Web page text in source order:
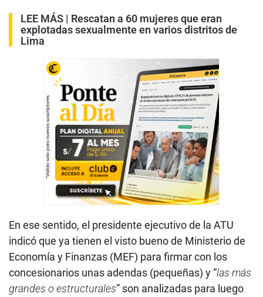
LEE MÁS | Rescatan a 60 mujeres que eran
explotadas sexualmente en varios distritos de
Lima
En ese sentido, el presidente ejecutivo de la ATU
indicó que ya tienen el visto bueno de Ministerio de
Economía y Finanzas (MEF) para firmar con los
concesionarios unas adendas (pequeñas) y “las más
grandes o estructurales” son analizadas para luego